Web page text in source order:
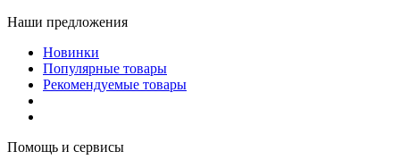
Наши предложения
Новинки
Популярные товары
Рекомендуемые товары
Помощь и сервисы